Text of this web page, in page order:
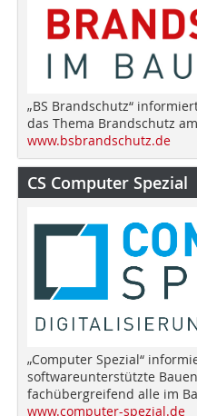
„BS Brandschutz“
das Thema Brandschutz
www.bsbrandschutz.de
CS Computer Spezial
„Computer Spezial“
softwareunterstützte
fachübergreifend alle im
www.computer-spezial.de